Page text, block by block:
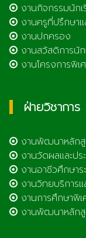
งานกิจกรรมนัก
งานครูที่ปรึกษาแ
งานปกครอง
งานสวัสดิการนั
งานโครงการพิ
ฝ่ายวิชาการ
งานพัฒนาหลักสู
งานวัดผลและปร
งานอาชีวศึกษา
งานวิทยบริการแ
งานการศึกษาพิ
งานพัฒนาหลักสู